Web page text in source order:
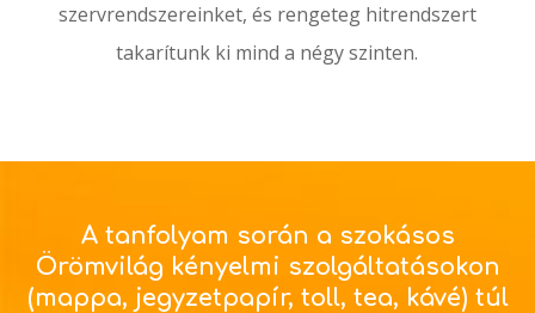
szervrendszereinket, és rengeteg hitrendszert
takarítunk ki mind a négy szinten.
A tanfolyam során a szokásos
Örömvilág kényelmi szolgáltatásokon
(mappa, jegyzetpapír, toll, tea, kávé) túl